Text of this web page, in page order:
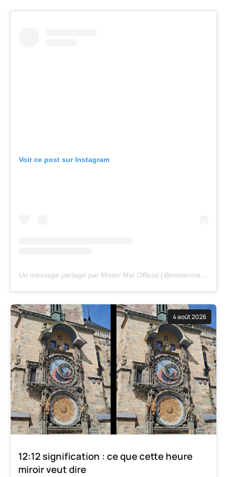
Voir ce post sur Instagram
Un message partagé par Mister Mat Official (@mistermatofficiel)
4 août 2026
12:12 signification : ce que cette heure
miroir veut dire